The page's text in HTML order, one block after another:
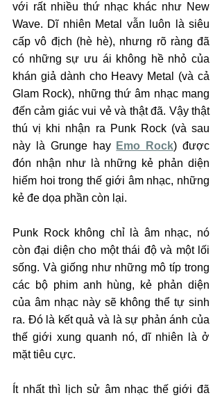
với rất nhiều thứ nhạc khác như New
Wave. Dĩ nhiên Metal vẫn luôn là siêu
cấp vô địch (hè hè), nhưng rõ ràng đã
có những sự ưu ái không hề nhỏ của
khán giả dành cho Heavy Metal (và cả
Glam Rock), những thứ âm nhạc mang
đến cảm giác vui vẻ và thật đã. Vậy thật
thú vị khi nhận ra Punk Rock (và sau
này là Grunge hay Emo Rock) được
đón nhận như là những kẻ phản diện
hiếm hoi trong thế giới âm nhạc, những
kẻ đe dọa phần còn lại.
Punk Rock không chỉ là âm nhạc, nó
còn đại diện cho một thái độ và một lối
sống. Và giống như những mô típ trong
các bộ phim anh hùng, kẻ phản diện
của âm nhạc này sẽ không thể tự sinh
ra. Đó là kết quả và là sự phản ánh của
thế giới xung quanh nó, dĩ nhiên là ở
mặt tiêu cực.
Ít nhất thì lịch sử âm nhạc thế giới đã